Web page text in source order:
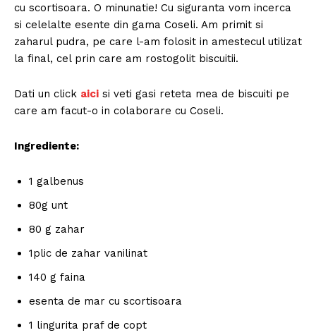
cu scortisoara. O minunatie! Cu siguranta vom incerca
si celelalte esente din gama Coseli. Am primit si
zaharul pudra, pe care l-am folosit in amestecul utilizat
la final, cel prin care am rostogolit biscuitii.
Dati un click aici si veti gasi reteta mea de biscuiti pe
care am facut-o in colaborare cu Coseli.
Ingrediente:
1 galbenus
80g unt
80 g zahar
1plic de zahar vanilinat
140 g faina
esenta de mar cu scortisoara
1 lingurita praf de copt